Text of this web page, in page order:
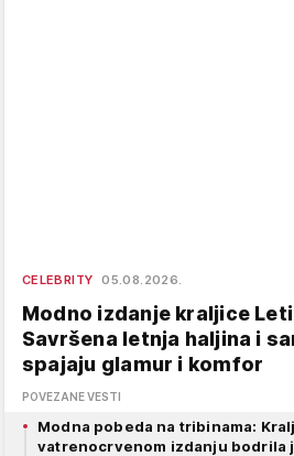
CELEBRITY 05.08.2026.
Modno izdanje kraljice
Savršena letnja haljina i
spajaju glamur i komfor
POVEZANE VESTI
Modna pobeda na tribinama:
vatrenocrvenom izdanju bodrila